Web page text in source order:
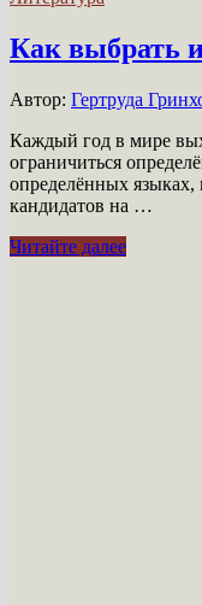
Как выбрать
Автор: Гертруда
Каждый год в мире
ограничиться
определённых языках,
кандидатов на …
Как
Читайте далее